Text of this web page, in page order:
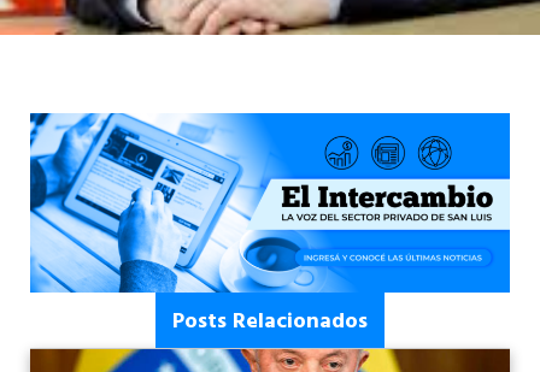
Posts Relacionados